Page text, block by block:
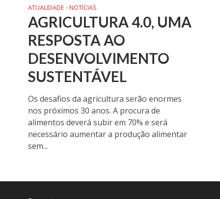
ATUALIDADE • NOTÍCIAS
AGRICULTURA 4.0, UMA
RESPOSTA AO
DESENVOLVIMENTO
SUSTENTÁVEL
Os desafios da agricultura serão enormes
nos próximos 30 anos. A procura de
alimentos deverá subir em 70% e será
necessário aumentar a produção alimentar
sem...